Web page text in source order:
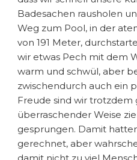
Badesachen rausholen
Weg zum Pool, in der
von 191 Meter,
wir etwas Pech mit dem
warm und schwül, aber
zwischendurch auch ein
Freude sind wir trotzdem
überraschender Weise
gesprungen. Damit
gerechnet, aber